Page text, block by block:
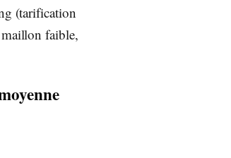
(tarification
faible,